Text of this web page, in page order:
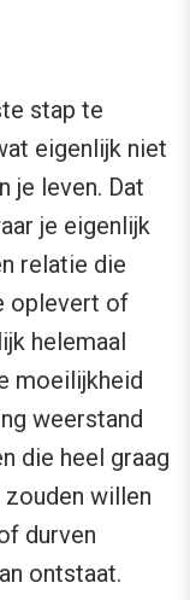
stap te
eigenlijk niet
je leven. Dat
je eigenlijk
relatie die
oplevert of
helemaal
moeilijkheid
weerstand
die heel graag
willen
durven
ontstaat.